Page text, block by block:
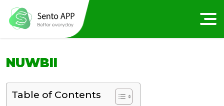
NUWBII
Table of Contents